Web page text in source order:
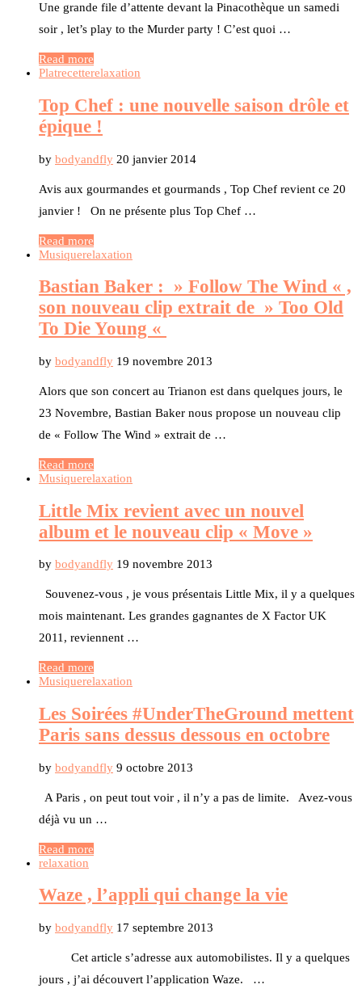
Une grande file d’attente devant la Pinacothèque un samedi
soir , let’s play to the Murder party ! C’est quoi …
Read more
Platrecetterelaxation
Top Chef : une nouvelle saison drôle et
épique !
by bodyandfly 20 janvier 2014
Avis aux gourmandes et gourmands , Top Chef revient ce 20
janvier ! On ne présente plus Top Chef …
Read more
Musiquerelaxation
Bastian Baker : » Follow The Wind « ,
son nouveau clip extrait de » Too Old
To Die Young «
by bodyandfly 19 novembre 2013
Alors que son concert au Trianon est dans quelques jours, le
23 Novembre, Bastian Baker nous propose un nouveau clip
de « Follow The Wind » extrait de …
Read more
Musiquerelaxation
Little Mix revient avec un nouvel
album et le nouveau clip « Move »
by bodyandfly 19 novembre 2013
Souvenez-vous , je vous présentais Little Mix, il y a quelques
mois maintenant. Les grandes gagnantes de X Factor UK
2011, reviennent …
Read more
Musiquerelaxation
Les Soirées #UnderTheGround mettent
Paris sans dessus dessous en octobre
by bodyandfly 9 octobre 2013
A Paris , on peut tout voir , il n’y a pas de limite. Avez-vous
déjà vu un …
Read more
relaxation
Waze , l’appli qui change la vie
by bodyandfly 17 septembre 2013
Cet article s’adresse aux automobilistes. Il y a quelques
jours , j’ai découvert l’application Waze. …